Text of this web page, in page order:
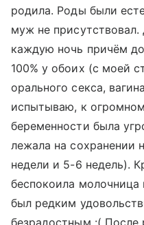
родила. Роды были
муж не
каждую ночь причём
100% у обоих (с моей
орального секса,
испытываю, к
беременности была
лежала на сохранении
недели и 5-6 недель).
беспокоила
был редким
безрадостным :( После